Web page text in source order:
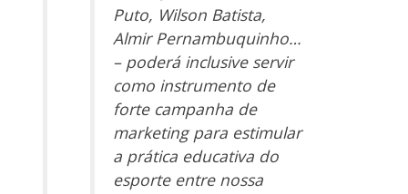
Puto, Wilson Batista,
Almir Pernambuquinho…
– poderá inclusive servir
como instrumento de
forte campanha de
marketing para estimular
a prática educativa do
esporte entre nossa